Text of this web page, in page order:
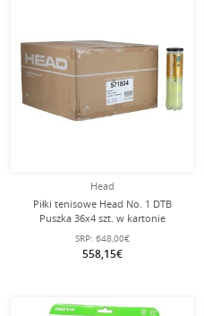
Head
Piłki tenisowe Head No. 1 DTB
Puszka 36x4 szt. w kartonie
SRP: 648,00€
558,15€